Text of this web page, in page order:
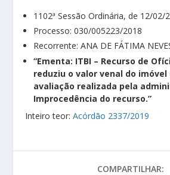
1102ª Sessão Ordinária, de 12/02/
Processo: 030/005223/2018
Recorrente: ANA DE FÁTIMA
“Ementa: ITBI – Recurso de
reduziu o valor venal do imóvel
avaliação realizada pela
Improcedência do recurso.”
Inteiro teor:Acórdão 2337/2019
COMPARTILHAR: